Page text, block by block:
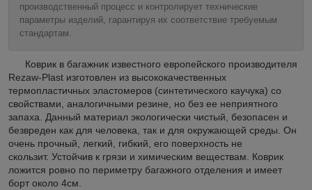
производственный процесс и контролирует технические
параметры изделий, гарантируя их соответствие требуемым
стандартам.
Коврик в багажник известного европейского производителя
Rezaw-Plast изготовлен из высококачественных
термопластичных эластомеров (синтетического каучука) со
свойствами, аналогичными резине, но без ее неприятного
запаха. Данный материал экологически чистый, безопасен и
безвреден как для человека, так и для окружающей среды. Он
очень прочный, легкий, гибкий, его поверхность не
скользит. Устойчив к грязи и химическим веществам. Коврик
ложится ровно по периметру багажного отделения и имеет
борт около 4см.